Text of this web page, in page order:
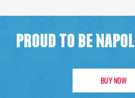
PROUD TO BE NAPOLI
BUY NOW